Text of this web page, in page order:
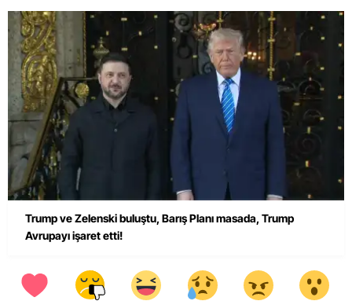
Trump ve Zelenski buluştu, Barış Planı masada, Trump
Avrupayı işaret etti!